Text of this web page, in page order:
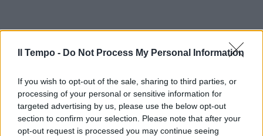
Il Tempo - Do Not Process My Personal Information
If you wish to opt-out of the sale, sharing to third parties, or
processing of your personal or sensitive information for
targeted advertising by us, please use the below opt-out
section to confirm your selection. Please note that after your
opt-out request is processed you may continue seeing